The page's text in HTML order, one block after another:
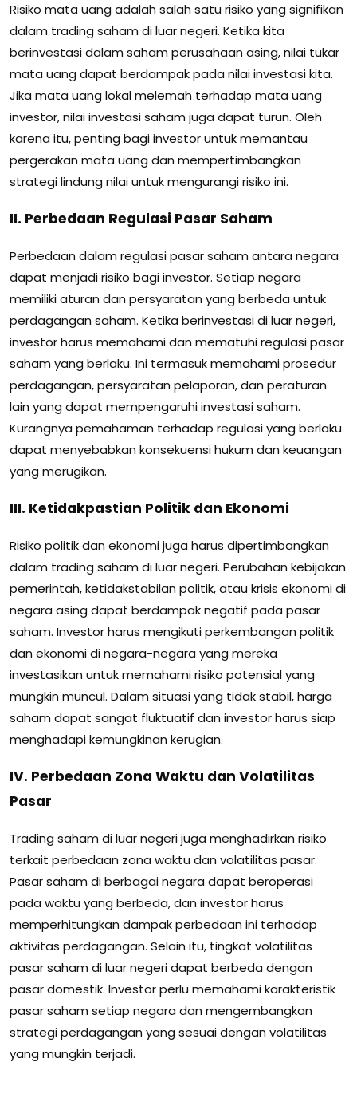
Risiko mata uang adalah salah satu risiko yang signifikan
dalam trading saham di luar negeri. Ketika kita
berinvestasi dalam saham perusahaan asing, nilai tukar
mata uang dapat berdampak pada nilai investasi kita.
Jika mata uang lokal melemah terhadap mata uang
investor, nilai investasi saham juga dapat turun. Oleh
karena itu, penting bagi investor untuk memantau
pergerakan mata uang dan mempertimbangkan
strategi lindung nilai untuk mengurangi risiko ini.
II. Perbedaan Regulasi Pasar Saham
Perbedaan dalam regulasi pasar saham antara negara
dapat menjadi risiko bagi investor. Setiap negara
memiliki aturan dan persyaratan yang berbeda untuk
perdagangan saham. Ketika berinvestasi di luar negeri,
investor harus memahami dan mematuhi regulasi pasar
saham yang berlaku. Ini termasuk memahami prosedur
perdagangan, persyaratan pelaporan, dan peraturan
lain yang dapat mempengaruhi investasi saham.
Kurangnya pemahaman terhadap regulasi yang berlaku
dapat menyebabkan konsekuensi hukum dan keuangan
yang merugikan.
III. Ketidakpastian Politik dan Ekonomi
Risiko politik dan ekonomi juga harus dipertimbangkan
dalam trading saham di luar negeri. Perubahan kebijakan
pemerintah, ketidakstabilan politik, atau krisis ekonomi di
negara asing dapat berdampak negatif pada pasar
saham. Investor harus mengikuti perkembangan politik
dan ekonomi di negara-negara yang mereka
investasikan untuk memahami risiko potensial yang
mungkin muncul. Dalam situasi yang tidak stabil, harga
saham dapat sangat fluktuatif dan investor harus siap
menghadapi kemungkinan kerugian.
IV. Perbedaan Zona Waktu dan Volatilitas
Pasar
Trading saham di luar negeri juga menghadirkan risiko
terkait perbedaan zona waktu dan volatilitas pasar.
Pasar saham di berbagai negara dapat beroperasi
pada waktu yang berbeda, dan investor harus
memperhitungkan dampak perbedaan ini terhadap
aktivitas perdagangan. Selain itu, tingkat volatilitas
pasar saham di luar negeri dapat berbeda dengan
pasar domestik. Investor perlu memahami karakteristik
pasar saham setiap negara dan mengembangkan
strategi perdagangan yang sesuai dengan volatilitas
yang mungkin terjadi.